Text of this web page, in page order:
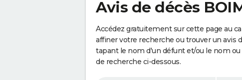
Avis de décès
Accédez gratuitement sur cette page au
affiner votre recherche ou trouver un avis
tapant le nom d'un défunt et/ou le nom
de recherche ci-dessous.